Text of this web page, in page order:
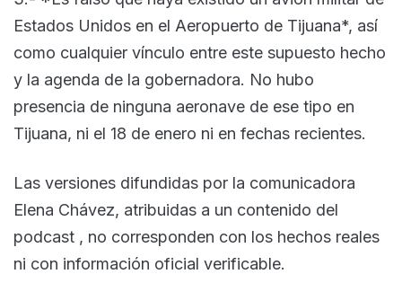
Estados Unidos en el Aeropuerto de Tijuana*, así
como cualquier vínculo entre este supuesto hecho
y la agenda de la gobernadora. No hubo
presencia de ninguna aeronave de ese tipo en
Tijuana, ni el 18 de enero ni en fechas recientes.
Las versiones difundidas por la comunicadora
Elena Chávez, atribuidas a un contenido del
podcast , no corresponden con los hechos reales
ni con información oficial verificable.